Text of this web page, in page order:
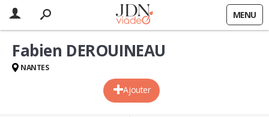
MENU
Ajouter
Fabien DEROUINEAU
NANTES